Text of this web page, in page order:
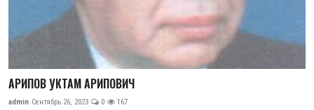
АРИПОВ УКТАМ АРИПОВИЧ
admin Сентябрь 26, 2023 0 167